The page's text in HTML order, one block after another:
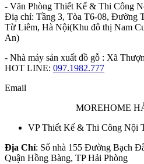
- Văn Phòng Thiết Kế & Thi Công
Điạ chỉ: Tầng 3, Tòa T6-08, Đường
Từ Liêm, Hà Nội(Khu đô thị Nam
An)
- Nhà máy sản xuất đồ gỗ : Xã
HOT LINE: 097.1982.777
Email
MOREHOME
VP Thiết Kế & Thi Công Nội
Địa Chỉ: Số nhà 155 Đường Bạch
Quận Hồng Bàng, TP Hải Phòng